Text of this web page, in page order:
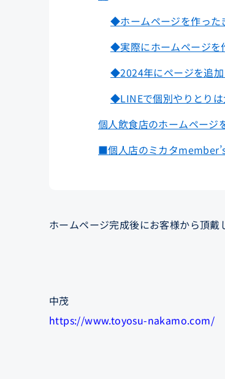
◆ホームページを作った
◆実際にホームページを
◆2024年にページを追
◆LINEで個別やりとりは
個人飲食店のホームページ
■個人店のミカタ
ホームページ完成後にお客様から頂戴
中茂
https://www.toyosu-nakamo.com/